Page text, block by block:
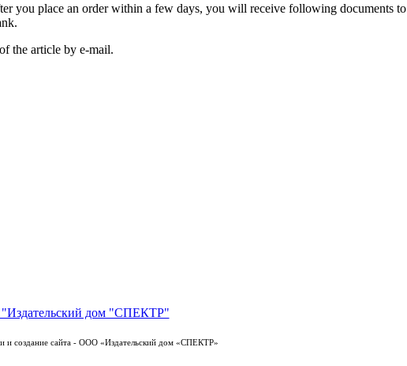
you place an order within a few days, you will receive following documents to
the article by e-mail.
дом "СПЕКТР"
и создание сайта - ООО «Издательский дом «СПЕКТР»